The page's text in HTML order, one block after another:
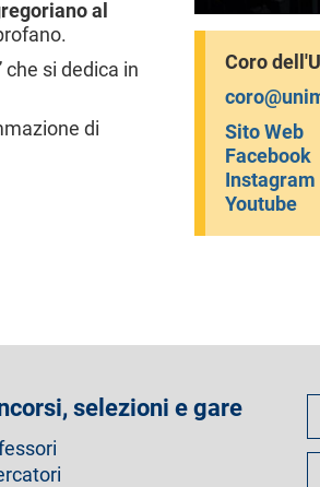
al
si dedica in
di
Coro
Sito Web
Facebook
Instagram
Youtube
selezioni e gare